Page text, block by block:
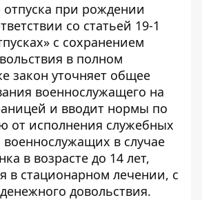
отпуска при рождении
со статьей 19-1
с сохранением
в полном
закон уточняет общее
военнослужащего на
и вводит нормы по
от исполнения служебных
военнослужащих в случае
в возрасте до 14 лет,
в стационарном лечении, с
довольствия.